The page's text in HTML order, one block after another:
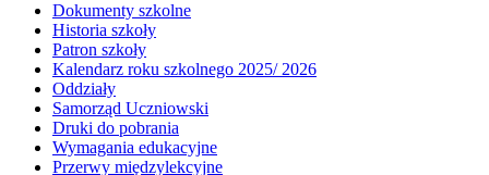
Dokumenty szkolne
Historia szkoły
Patron szkoły
Kalendarz roku szkolnego 2025/ 2026
Oddziały
Samorząd Uczniowski
Druki do pobrania
Wymagania edukacyjne
Przerwy międzylekcyjne